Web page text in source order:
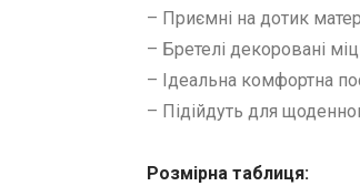
– Приємні на дотик
– Бретелі декоровані
– Ідеальна комфортна
– Підійдуть для
Розмірна таблиця: